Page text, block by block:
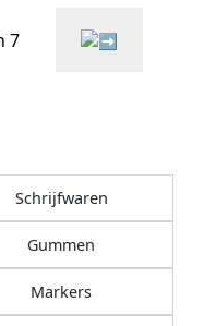
7
Schrijfwaren
Gummen
Markers